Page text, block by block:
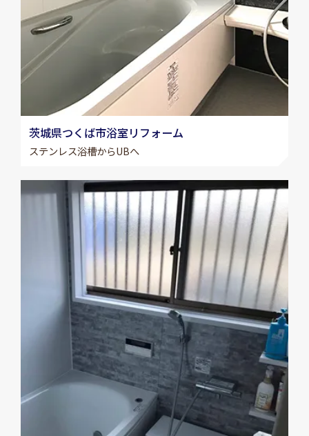
茨城県つくば市浴室リフォーム
ステンレス浴槽からUBへ